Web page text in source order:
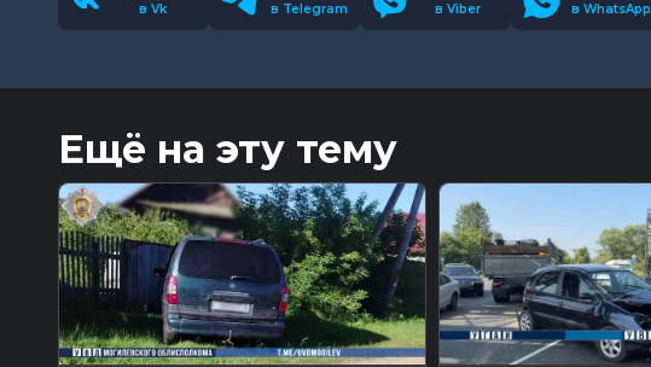
в Vk
в Telegram
в Viber
в WhatsApp
Ещё на эту тему